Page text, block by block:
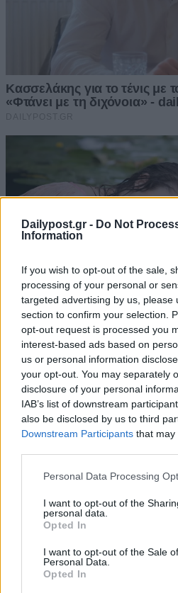
Dailypost.gr - Do Not
Information
If you wish to opt-out of the sale,
processing of your personal or
targeted advertising by us, please
section to confirm your selection.
opt-out request is processed you
interest-based ads based on
us or personal information
your opt-out. You may separately
disclosure of your personal
IAB’s list of downstream
also be disclosed by us to third
Downstream Participants that may
Personal Data Processing
I want to opt-out of the
personal data.
Opted In
I want to opt-out of the Sale
Personal Data.
Opted In